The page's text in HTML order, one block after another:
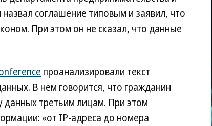
соглашение типовым и заявил, что
При этом он не сказал, что данные
проанализировали текст
В нем говорится, что гражданин
данных третьим лицам. При этом
«от IP-адреса до номера